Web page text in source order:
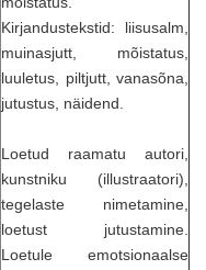
Kirjandustekstid: liisusalm,
muinasjutt, mõistatus,
luuletus, piltjutt, vanasõna,
jutustus, näidend.
Loetud raamatu autori,
kunstniku (illustraatori),
tegelaste nimetamine,
loetust jutustamine.
Loetule emotsionaalse